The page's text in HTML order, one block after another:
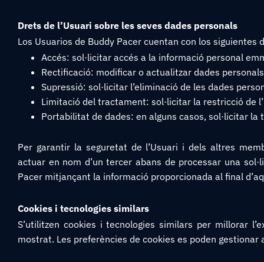
Drets de l’Usuari sobre les seves dades personals
Los Usuarios de Buddy Pacer cuentan con los
Accés: sol·licitar accés a la informació personal
Rectificació: modificar o actualitzar dades
Supressió: sol·licitar l’eliminació de les dades
Limitació del tractament: sol·licitar la restricció de
Portabilitat de dades: en alguns casos, sol·licitar
Per garantir la seguretat de l’Usuari i dels altres
actuar en nom d’un tercer abans de processar una
Pacer mitjançant la informació proporcionada al final
Cookies i tecnologies similars
S’utilitzen cookies i tecnologies similars per millorar
mostrat. Les preferències de cookies es poden gestionar